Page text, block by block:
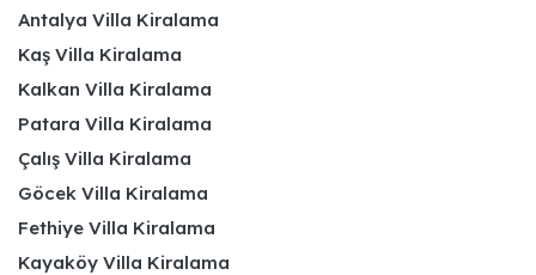
Antalya Villa Kiralama
Kaş Villa Kiralama
Kalkan Villa Kiralama
Patara Villa Kiralama
Çalış Villa Kiralama
Göcek Villa Kiralama
Fethiye Villa Kiralama
Kayaköy Villa Kiralama